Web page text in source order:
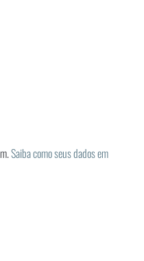
Saiba como seus dados em